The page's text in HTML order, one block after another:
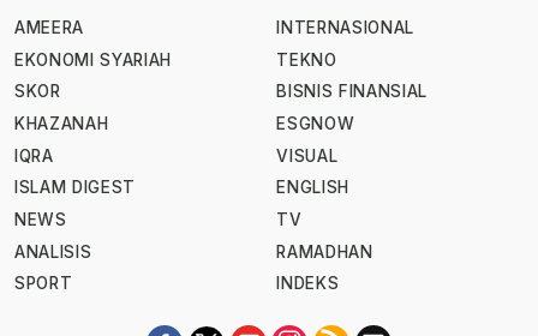
AMEERA
EKONOMI SYARIAH
SKOR
KHAZANAH
IQRA
ISLAM DIGEST
NEWS
ANALISIS
SPORT
INTERNASIONAL
TEKNO
BISNIS FINANSIAL
ESGNOW
VISUAL
ENGLISH
TV
RAMADHAN
INDEKS